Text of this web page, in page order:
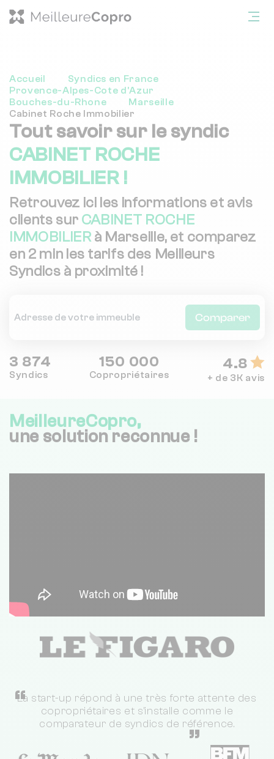
Accueil
Syndics en France
Provence-Alpes-Cote d'Azur
Bouches-du-Rhone
Marseille
Cabinet Roche Immobilier
Tout savoir sur le syndic
CABINET ROCHE
IMMOBILIER !
Retrouvez ici les informations et avis
clients sur CABINET ROCHE
IMMOBILIERà Marseille, et comparez
en 2 min les tarifs des Meilleurs
Syndics à proximité !
Comparer
3 874
Syndics
150 000
Copropriétaires
4.8
+ de 3K avis
MeilleureCopro,
une solution reconnue !
“
La start-up répond à une très forte attente des
copropriétaires et s'installe comme le
comparateur de syndics de référence.
”